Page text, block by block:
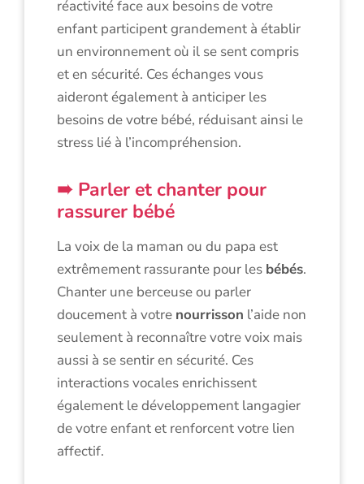
réactivité face aux besoins de votre
enfant participent grandement à établir
un environnement où il se sent compris
et en sécurité. Ces échanges vous
aideront également à anticiper les
besoins de votre bébé, réduisant ainsi le
stress lié à l’incompréhension.
Parler et chanter pour
rassurer bébé
La voix de la maman ou du papa est
extrêmement rassurante pour les bébés.
Chanter une berceuse ou parler
doucement à votre nourrisson l’aide non
seulement à reconnaître votre voix mais
aussi à se sentir en sécurité. Ces
interactions vocales enrichissent
également le développement langagier
de votre enfant et renforcent votre lien
affectif.